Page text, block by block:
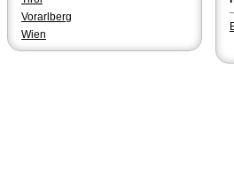
Vorarlberg
Wien